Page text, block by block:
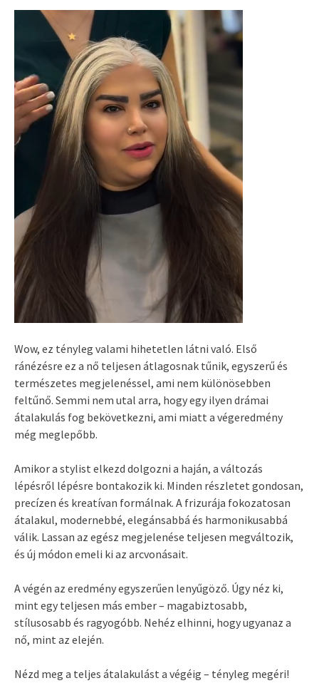
Wow, ez tényleg valami hihetetlen látni való. Első
ránézésre ez a nő teljesen átlagosnak tűnik, egyszerű és
természetes megjelenéssel, ami nem különösebben
feltűnő. Semmi nem utal arra, hogy egy ilyen drámai
átalakulás fog bekövetkezni, ami miatt a végeredmény
még meglepőbb.
Amikor a stylist elkezd dolgozni a haján, a változás
lépésről lépésre bontakozik ki. Minden részletet gondosan,
precízen és kreatívan formálnak. A frizurája fokozatosan
átalakul, modernebbé, elegánsabbá és harmonikusabbá
válik. Lassan az egész megjelenése teljesen megváltozik,
és új módon emeli ki az arcvonásait.
A végén az eredmény egyszerűen lenyűgöző. Úgy néz ki,
mint egy teljesen más ember – magabiztosabb,
stílusosabb és ragyogóbb. Nehéz elhinni, hogy ugyanaz a
nő, mint az elején.
Nézd meg a teljes átalakulást a végéig – tényleg megéri!